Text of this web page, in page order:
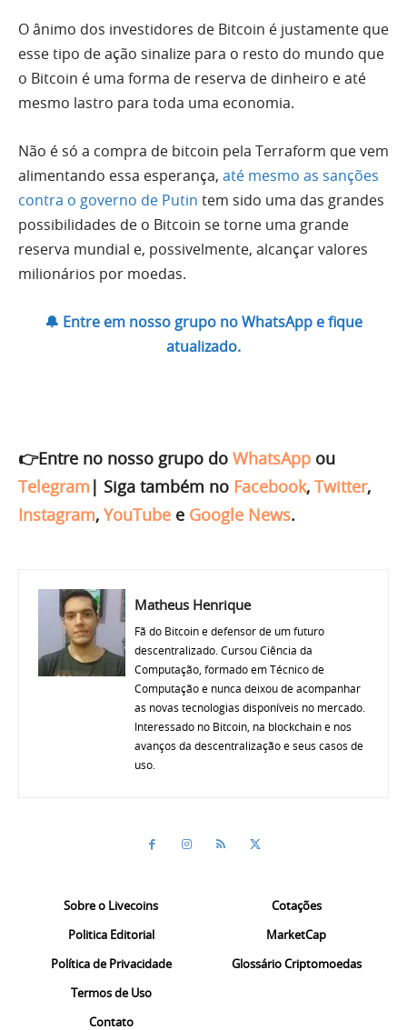
O ânimo dos investidores de Bitcoin é justamente que
esse tipo de ação sinalize para o resto do mundo que
o Bitcoin é uma forma de reserva de dinheiro e até
mesmo lastro para toda uma economia.
Não é só a compra de bitcoin pela Terraform que vem
alimentando essa esperança, até mesmo as sanções
contra o governo de Putin tem sido uma das grandes
possibilidades de o Bitcoin se torne uma grande
reserva mundial e, possivelmente, alcançar valores
milionários por moedas.
🔔 Entre em nosso grupo no WhatsApp e fique
atualizado.
👉Entre no nosso grupo do WhatsApp ou
Telegram | Siga também no Facebook, Twitter,
Instagram, YouTube e Google News.
Matheus Henrique
Fã do Bitcoin e defensor de um futuro
descentralizado. Cursou Ciência da
Computação, formado em Técnico de
Computação e nunca deixou de acompanhar
as novas tecnologias disponíveis no mercado.
Interessado no Bitcoin, na blockchain e nos
avanços da descentralização e seus casos de
uso.
Sobre o Livecoins
Politica Editorial
Política de Privacidade
Termos de Uso
Contato
Cotações
MarketCap
Glossário Criptomoedas